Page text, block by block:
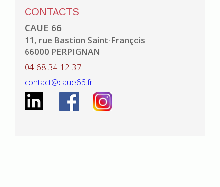
CONTACTS
CAUE 66
11, rue Bastion Saint-François
66000 PERPIGNAN
04 68 34 12 37
contact@caue66.fr